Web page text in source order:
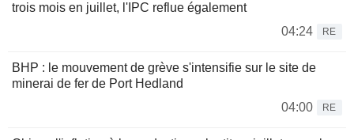
trois mois en juillet, l'IPC reflue également
04:24
RE
BHP : le mouvement de grève s'intensifie sur le site de
minerai de fer de Port Hedland
04:00
RE